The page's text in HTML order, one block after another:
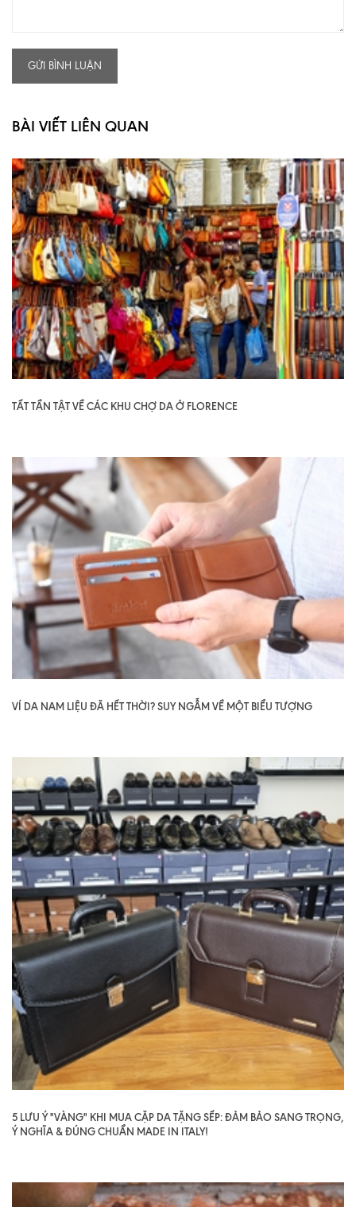
GỬI BÌNH LUẬN
BÀI VIẾT LIÊN QUAN
TẤT TẦN TẬT VỀ CÁC KHU CHỢ DA Ở FLORENCE
VÍ DA NAM LIỆU ĐÃ HẾT THỜI? SUY NGẪM VỀ MỘT BIỂU TƯỢNG
5 LƯU Ý "VÀNG" KHI MUA CẶP DA TẶNG SẾP: ĐẢM BẢO SANG TRỌNG,
Ý NGHĨA & ĐÚNG CHUẨN MADE IN ITALY!